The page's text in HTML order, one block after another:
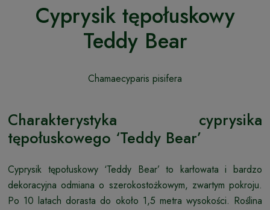
Cyprysik tępołuskowy
Teddy Bear
Chamaecyparis pisifera
Charakterystyka cyprysika
tępołuskowego ‘Teddy Bear’
Cyprysik tępołuskowy ‘Teddy Bear’ to karłowata i bardzo
dekoracyjna odmiana o szerokostożkowym, zwartym pokroju.
Po 10 latach dorasta do około 1,5 metra wysokości. Roślina